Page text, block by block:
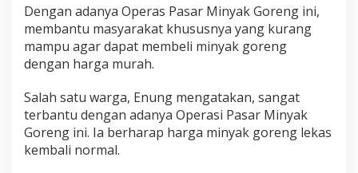
Dengan adanya Operas Pasar Minyak Goreng ini,
membantu masyarakat khususnya yang kurang
mampu agar dapat membeli minyak goreng
dengan harga murah.
Salah satu warga, Enung mengatakan, sangat
terbantu dengan adanya Operasi Pasar Minyak
Goreng ini. Ia berharap harga minyak goreng lekas
kembali normal.